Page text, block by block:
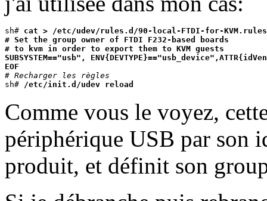
sh# cat > /etc/udev/rules.d/90-local-FTDI-for-KVM.rules
# Set the group owner of FTDI F232-based boards
# to kvm in order to export them to KVM guests
SUBSYSTEM=="usb",
EOF
# Recharger les règles
sh# /etc/init.d/udev reload
Comme vous le voyez,
périphérique USB par son
produit, et définit son